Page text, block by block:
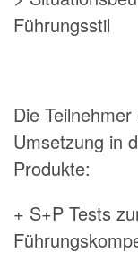
Führungsstil
Die
Umsetzung in
Produkte:
+ S+P Tests